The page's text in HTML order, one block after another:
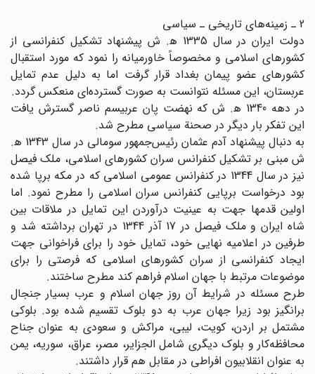
دولت ایران در سال 1335 ه‍. ش پیشنهاد تشکیل کنفرانسی از
کشورهای اسلامی و مخصوصاً خاورمیانه را نمود که مورد استقبال
کشورهای عضو پیمان بغداد قرار گرفت اما به دلیل عدم تمایل
عربستان، این مسئله نتوانست به صورت گسترده‌ای منعکس گردد.
در دهه 1340 ه‍. ش که نهضت پان عربیسم ناصر گسترش یافت
این تفکر بار دیگر در صحنة سیاسی مطرح شد.
به دنبال پیشنهاد آدم عثمان رئیس‌جمهور سومالی در سال 1343 ه‍.
ش مبنی بر تشکیل کنفرانس سران کشورهای اسلامی، ملک فیصل
نیز در سال 1344 در کنفرانس عمومی اسلامی که در مکه برپا شده
بود درخواست برپایی کنفرانس سران اسلامی را مطرح نمود. اما
اولین قدمها جهت به عینیت درآوردن این تمایل در ملاقات بین
شاه ایران و ملک فیصل در 17 آذر 1344 در تهران برداشته شد و
طرفین در اعلامیه نهایی خود، تمایل خود را برای فراخوانی جهت
ایجاد کنفرانسی از سران کشورهای اسلامی که فرصتی را برای
موضوعات مرتبط با جهان اسلام فراهم کند مطرح ساختند.
طرح مسئله در شرایط آن روز جهان اسلام و عرب بسیار جنجال
برانگیز بود زیرا جهان عرب به دو بلوک تقسیم شده بود. بلوکی
مشتمل بر اردن، کویت، لیبی، مراکش و سعودی به عنوان جناح
محافظه‌کار و بلوک دیگری شامل الجزایر، مصر، عراق، سوریه، یمن
به عنوان انقلابیون افراطی در مقابل هم قرار داشتند.